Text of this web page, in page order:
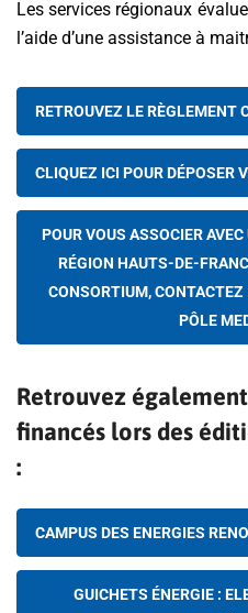
Les services régionaux
l’aide d’une assistance à
RETROUVEZ LE RÈGLEMENT
CLIQUEZ ICI POUR DÉPOSER
POUR VOUS ASSOCIER
RÉGION HAUTS-DE-
CONSORTIUM, CONTACTEZ
PÔLE
Retrouvez
financés lors des
:
CAMPUS DES ENERGIES
GUICHETS ÉNERGIE :